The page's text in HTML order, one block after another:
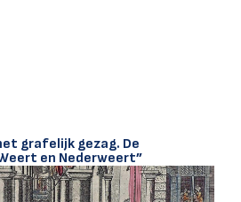
grafelijk gezag. De
en Nederweert”